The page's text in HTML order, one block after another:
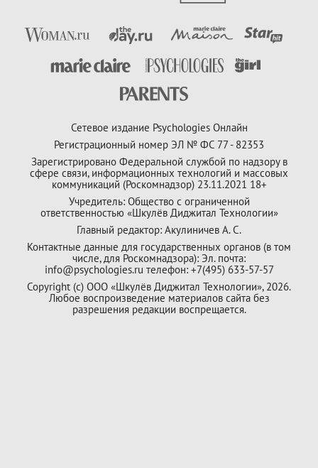
Сетевое издание Psychologies Онлайн
Регистрационный номер ЭЛ № ФС 77 - 82353
Зарегистрировано Федеральной службой по надзору в
сфере связи, информационных технологий и массовых
коммуникаций (Роскомнадзор) 23.11.2021 18+
Учредитель: Общество с ограниченной
ответственностью «Шкулёв Диджитал Технологии»
Главный редактор: Акулиничев А. С.
Контактные данные для государственных органов (в том
числе, для Роскомнадзора): Эл. почта:
info@psychologies.ru телефон: +7(495) 633-57-57
Copyright (с) ООО «Шкулёв Диджитал Технологии», 2026.
Любое воспроизведение материалов сайта без
разрешения редакции воспрещается.